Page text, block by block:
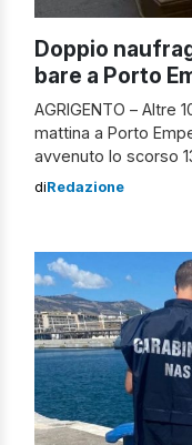
Doppio
bare a Porto
AGRIGENTO – Altre
mattina a Porto
avvenuto lo scorso
Lampedusa. Con
camera mortuaria
diRedazione